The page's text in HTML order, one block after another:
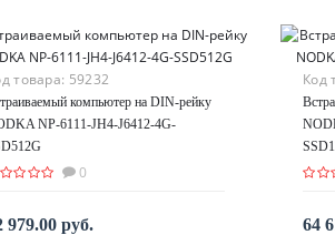
товара: 59232
компьютер на DIN-рейку
NP-6111-JH4-J6412-4G-
0
979.00 руб.
Код
64